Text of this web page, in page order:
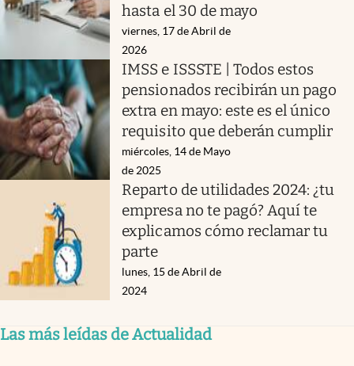
hasta el 30 de mayo
viernes, 17 de Abril de
2026
IMSS e ISSSTE | Todos estos
pensionados recibirán un pago
extra en mayo: este es el único
requisito que deberán cumplir
miércoles, 14 de Mayo
de 2025
Reparto de utilidades 2024: ¿tu
empresa no te pagó? Aquí te
explicamos cómo reclamar tu
parte
lunes, 15 de Abril de
2024
Las más leídas de Actualidad